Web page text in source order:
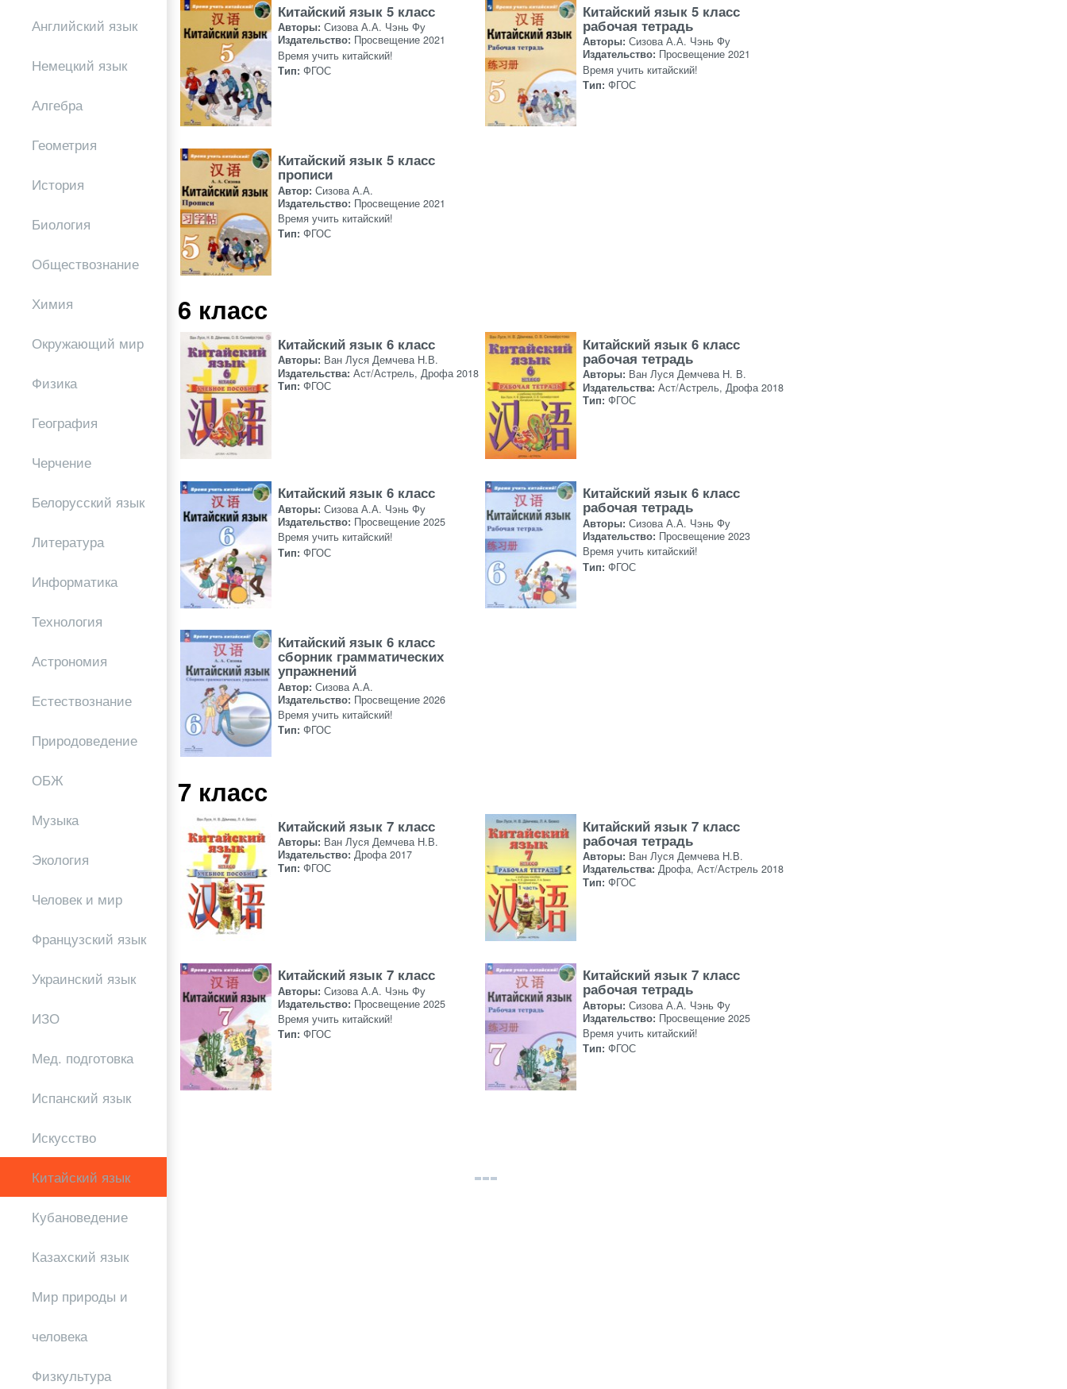
Английский язык
Немецкий язык
Алгебра
Геометрия
История
Биология
Обществознание
Химия
Окружающий мир
Физика
География
Черчение
Белорусский язык
Литература
Информатика
Технология
Астрономия
Естествознание
Природоведение
ОБЖ
Музыка
Экология
Человек и мир
Французский язык
Украинский язык
ИЗО
Мед. подготовка
Испанский язык
Искусство
Китайский язык
Кубановедение
Казахский язык
Мир природы и
человека
Физкультура
Китайский язык 5 класс
Авторы: Сизова А.А. Чэнь Фу
Издательство: Просвещение 2021
Время учить китайский!
Тип: ФГОС
Китайский язык 5 класс
рабочая тетрадь
Авторы:Сизова А.А. Чэнь Фу
Издательство: Просвещение 2021
Время учить китайский!
Тип:ФГОС
Китайский язык 5 класс
прописи
Автор: Сизова А.А.
Издательство: Просвещение 2021
Время учить китайский!
Тип: ФГОС
6 класс
Китайский язык 6 класс
Авторы: Ван Луся Демчева Н.В.
Издательства: Аст/Астрель, Дрофа 2018
Тип: ФГОС
Китайский язык 6 класс
рабочая тетрадь
Авторы: Ван Луся Демчева Н. В.
Издательства:Аст/Астрель, Дрофа 2018
Тип:ФГОС
Китайский язык 6 класс
Авторы: Сизова А.А. Чэнь Фу
Издательство: Просвещение 2025
Время учить китайский!
Тип: ФГОС
Китайский язык 6 класс
рабочая тетрадь
Авторы:Сизова А.А. Чэнь Фу
Издательство: Просвещение 2023
Время учить китайский!
Тип:ФГОС
Китайский язык 6 класс
сборник грамматических
упражнений
Автор: Сизова А.А.
Издательство: Просвещение 2026
Время учить китайский!
Тип: ФГОС
7 класс
Китайский язык 7 класс
Авторы: Ван Луся Демчева Н.В.
Издательство: Дрофа 2017
Тип: ФГОС
Китайский язык 7 класс
рабочая тетрадь
Авторы: Ван Луся Демчева Н.В.
Издательства:Дрофа, Аст/Астрель 2018
Тип:ФГОС
Китайский язык 7 класс
Авторы: Сизова А.А. Чэнь Фу
Издательство: Просвещение 2025
Время учить китайский!
Тип: ФГОС
Китайский язык 7 класс
рабочая тетрадь
Авторы:Сизова А.А. Чэнь Фу
Издательство: Просвещение 2025
Время учить китайский!
Тип:ФГОС